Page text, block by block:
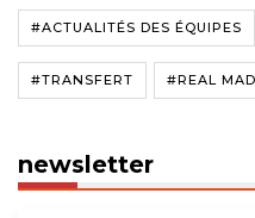
#ACTUALITÉS DES ÉQUIPES
#TRANSFERT #REAL
newsletter